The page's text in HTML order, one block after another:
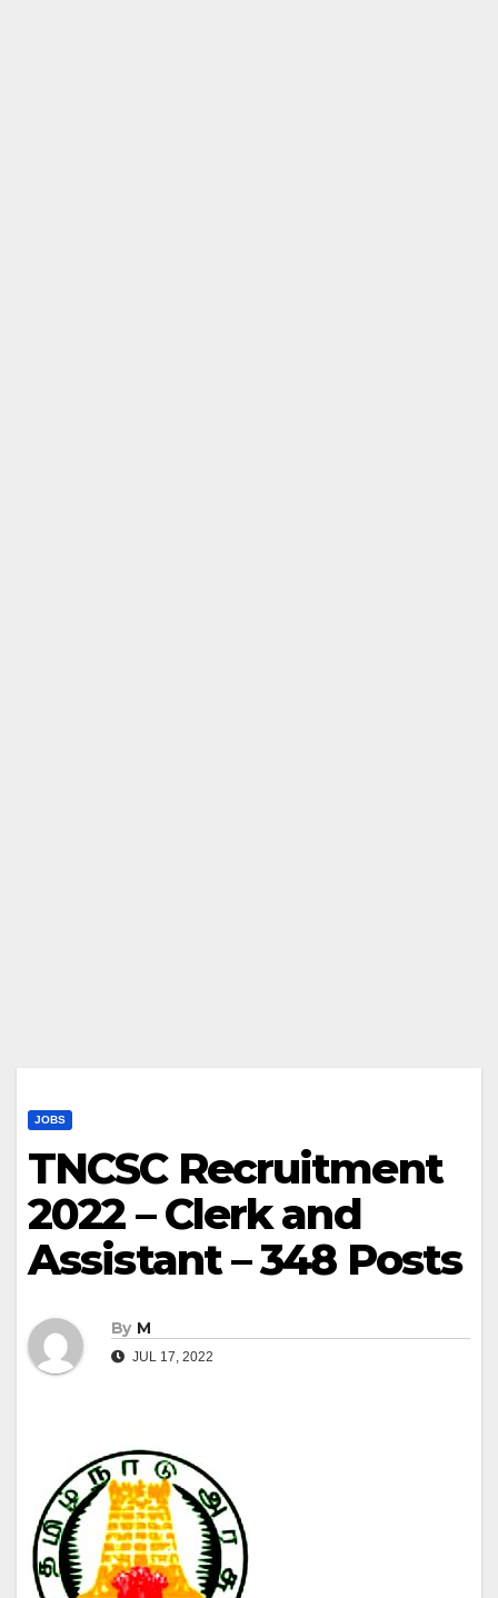
JOBS
TNCSC Recruitment
2022 – Clerk and
Assistant – 348 Posts
By M
JUL 17, 2022